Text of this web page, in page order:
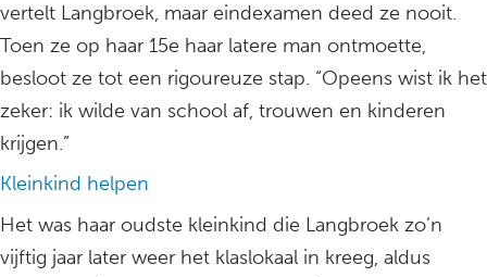
vertelt Langbroek, maar eindexamen deed ze nooit.
Toen ze op haar 15e haar latere man ontmoette,
besloot ze tot een rigoureuze stap. “Opeens wist ik het
zeker: ik wilde van school af, trouwen en kinderen
krijgen.”
Kleinkind helpen
Het was haar oudste kleinkind die Langbroek zo’n
vijftig jaar later weer het klaslokaal in kreeg, aldus